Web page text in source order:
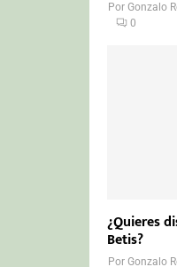
PorGonzalo
0
¿Quieres
Betis?
PorGonzalo